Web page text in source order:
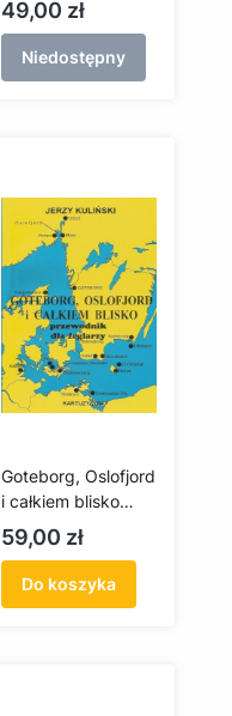
Cena
49,00 zł
Niedostępny
Goteborg, Oslofjord
i całkiem blisko
przewodnik dla
żeglarzy
Cena
59,00 zł
Do koszyka